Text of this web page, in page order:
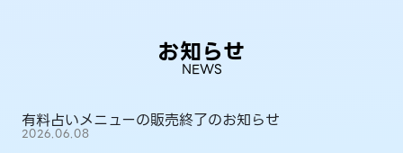
お知らせ
NEWS
有料占いメニューの販売終了のお知らせ
2026.06.08